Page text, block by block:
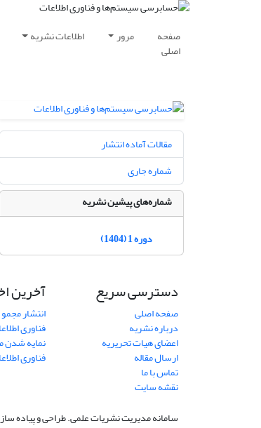
صفحه
اصلی
مرور اطلاعات نشریه
مقالات آماده انتشار
شماره جاری
شماره‌های پیشین نشریه
دوره 1 (1404)
دسترسی سریع
صفحه اصلی
درباره نشریه
اعضای هیات تحریریه
ارسال مقاله
تماس با ما
نقشه سایت
آخرین
انتشار
فناوری
نمایه شدن
فناوری
سامانه مدیریت نشریات علمی.طراحی و پیاده